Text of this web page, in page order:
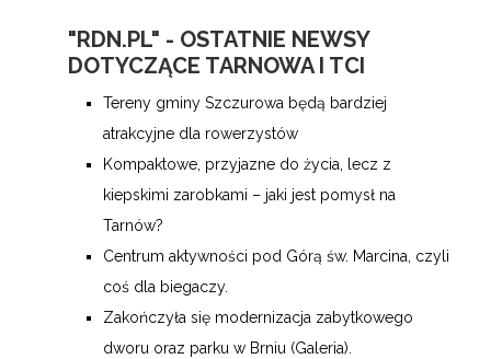
"RDN.PL" - OSTATNIE NEWSY
DOTYCZĄCE TARNOWA I TCI
Tereny gminy Szczurowa będą bardziej
atrakcyjne dla rowerzystów
Kompaktowe, przyjazne do życia, lecz z
kiepskimi zarobkami – jaki jest pomysł na
Tarnów?
Centrum aktywności pod Górą św. Marcina, czyli
coś dla biegaczy.
Zakończyła się modernizacja zabytkowego
dworu oraz parku w Brniu (Galeria).